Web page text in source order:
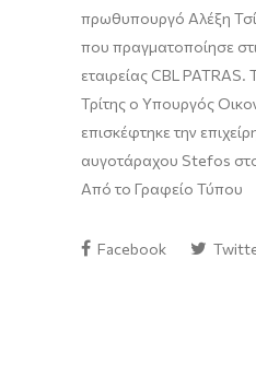
πρωθυπουργό Αλέξη
που πραγματοποίησε
εταιρείας CBL PATRAS.
Τρίτης ο Υπουργός
επισκέφτηκε την
αυγοτάραχου Stefos
Από το Γραφείο Τύπου
Facebook